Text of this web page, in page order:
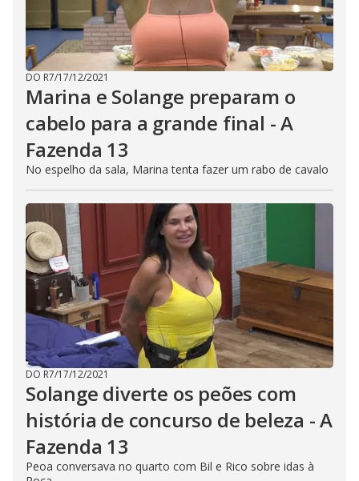
DO R7/17/12/2021
Marina e Solange preparam o
cabelo para a grande final - A
Fazenda 13
No espelho da sala, Marina tenta fazer um rabo de cavalo
DO R7/17/12/2021
Solange diverte os peões com
história de concurso de beleza - A
Fazenda 13
Peoa conversava no quarto com Bil e Rico sobre idas à